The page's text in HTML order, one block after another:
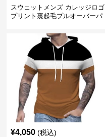
スウェットメンズ カレッジロゴ
プリント裏起毛プルオーバーパ
¥4,050 (税込)